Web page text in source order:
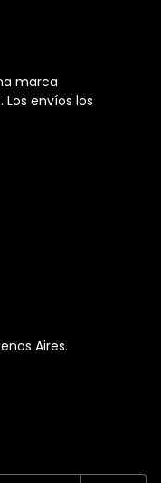
marca
envíos los
Aires.